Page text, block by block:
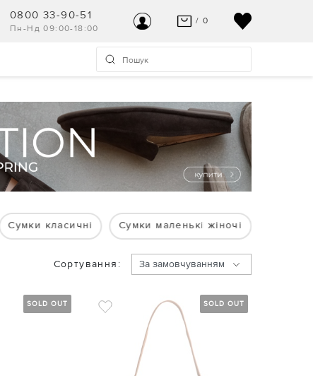
0800 33-90-51
Пн-Нд 09:00-18:00
Допомога та контакт
/ 0
ВАШ КОШИК ПУСТИЙ
ПЕРЕГЛЯНУТИ
Сумки класичні Сумки маленькі жіночі
Сортування:
SOLD OUT SOLD OUT